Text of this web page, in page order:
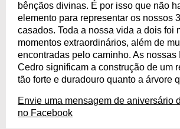
bênçãos divinas. É por isso que não
elemento para representar os nossos
casados. Toda a nossa vida a dois foi
momentos extraordinários, além de
encontradas pelo caminho. As nossas
Cedro significam a construção de um
tão forte e duradouro quanto a árvore
Envie uma mensagem de aniversário
no Facebook